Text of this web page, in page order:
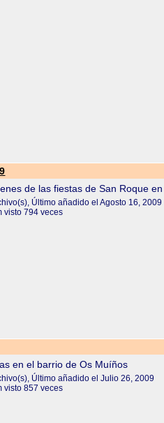
de las fiestas de San Roque
Último añadido el Agosto 16, 2009
visto 794 veces
en el barrio de Os Muíños
Último añadido el Julio 26, 2009
visto 857 veces